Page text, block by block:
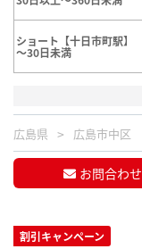
ショート【十日市町駅】
～30日未満
広島県 広島市中区
お問合わせ
割引キャンペーン